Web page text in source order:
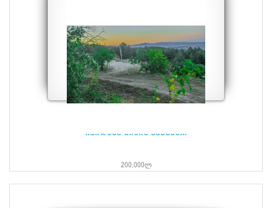
იყიდება მიწის ნაკვეთი
200,000ლ